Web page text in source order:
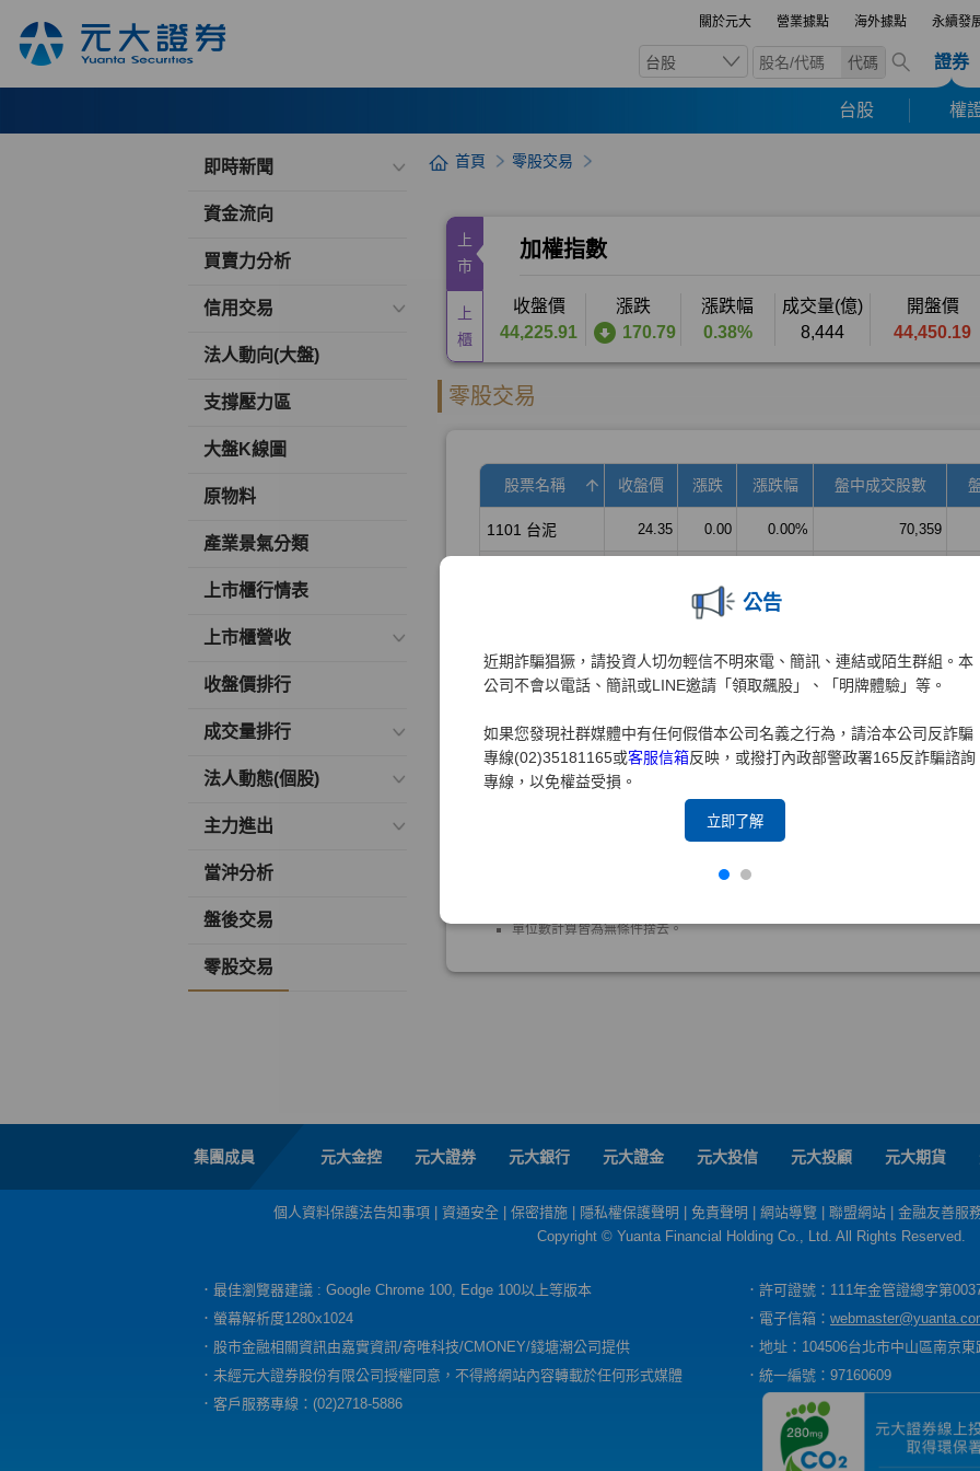
關於元大 營業據點 海外據點 永續發
台股 代碼 證券
台股 權
公告
近期詐騙猖獗，請投資人切勿輕信不明來電、簡訊、連結或陌生群組。本
公司不會以電話、簡訊或LINE邀請「領取飆股」、「明牌體驗」等。
如果您發現社群媒體中有任何假借本公司名義之行為，請洽本公司反詐騙
專線(02)35181165或客服信箱反映，或撥打內政部警政署165反詐騙諮詢
專線，以免權益受損。
立即了解
即時新聞
資金流向
買賣力分析
信用交易
法人動向(大盤)
支撐壓力區
大盤K線圖
原物料
產業景氣分類
上市櫃行情表
上市櫃營收
收盤價排行
成交量排行
法人動態(個股)
主力進出
當沖分析
盤後交易
零股交易
首頁 零股交易
集團成員 元大金控 元大證券 元大銀行 元大證金 元大投信 元大投顧 元大期貨
個人資料保護法告知事項 資通安全 保密措施 隱私權保護聲明 免責聲明 網站導覽 聯盟網站
金融友善服
Copyright © Yuanta Financial Holding Co., Ltd. All Rights Reserved.
．最佳瀏覽器建議 : Google Chrome 100, Edge 100以上等版本
．許可證號：111年金管證總字第
．螢幕解析度1280x1024
．電子信箱：
．股市金融相關資訊由嘉實資訊/奇唯科技/CMONEY/錢塘潮公司提供
．地址：104506台北市中山區南京
．未經元大證券股份有限公司授權同意，不得將網站內容轉載於任何形式媒體
．統一編號：97160609
．客戶服務專線：(02)2718-5886